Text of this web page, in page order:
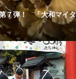
７弾！ 「大和マイ